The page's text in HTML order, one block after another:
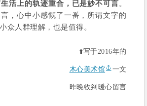
活上的轨迹重合，已是妙不可言。
，心中小感慨了一番，所谓文字的
众人群理解，也是值得。
⬆️写于2016年的
木心美术馆 一文
昨晚收到暖心留言